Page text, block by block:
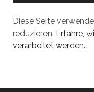
Diese Seite
reduzieren. Erfahre,
verarbeitet werden..